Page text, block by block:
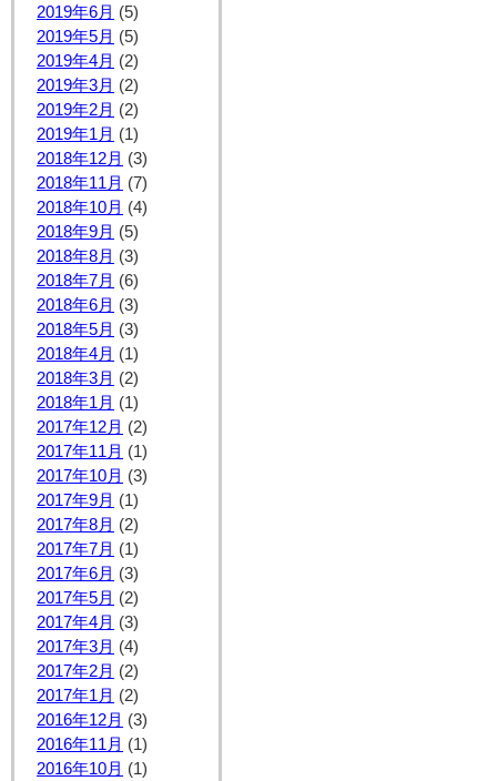
2019年6月 (5)
2019年5月 (5)
2019年4月 (2)
2019年3月 (2)
2019年2月 (2)
2019年1月 (1)
2018年12月 (3)
2018年11月 (7)
2018年10月 (4)
2018年9月 (5)
2018年8月 (3)
2018年7月 (6)
2018年6月 (3)
2018年5月 (3)
2018年4月 (1)
2018年3月 (2)
2018年1月 (1)
2017年12月 (2)
2017年11月 (1)
2017年10月 (3)
2017年9月 (1)
2017年8月 (2)
2017年7月 (1)
2017年6月 (3)
2017年5月 (2)
2017年4月 (3)
2017年3月 (4)
2017年2月 (2)
2017年1月 (2)
2016年12月 (3)
2016年11月 (1)
2016年10月 (1)